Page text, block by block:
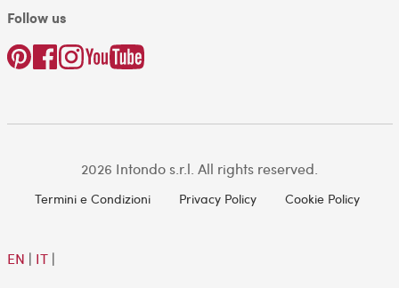
Follow us
2026 Intondo s.r.l. All rights reserved.
Termini e Condizioni Privacy Policy Cookie Policy
EN | IT|